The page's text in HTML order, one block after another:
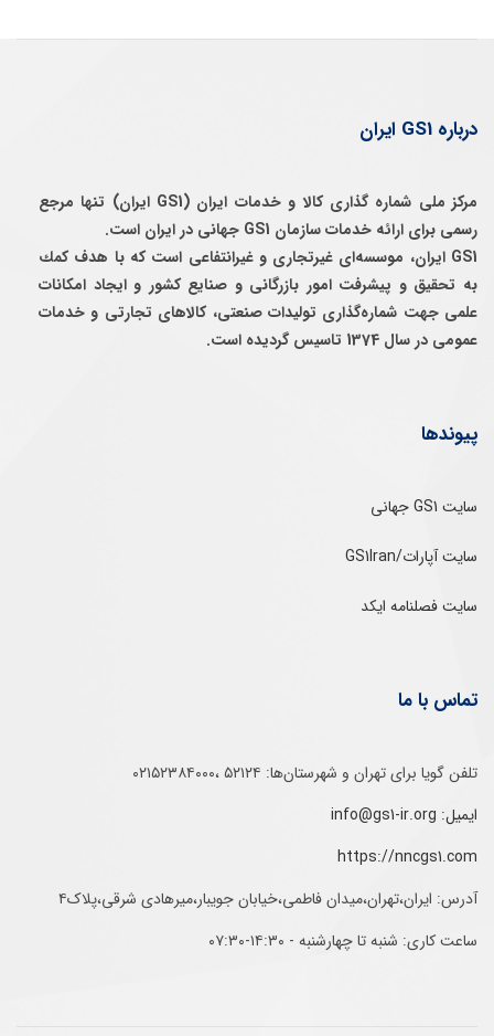
درباره GS1 ایران
مرکز ملی شماره گذاری کالا و خدمات ایران (GS1 ایران) تنها مرجع
رسمی برای ارائه خدمات سازمان GS1 جهانی در ایران است.
GS1 ایران، موسسه‌ای غيرتجاری و غيرانتفاعی است كه با هدف كمك
به تحقيق و پيشرفت امور بازرگانی و صنايع كشور و ايجاد امكانات
علمی جهت شماره‌گذاری توليدات صنعتی، كالاهای تجارتی و خدمات
عمومی در سال 1374 تاسيس گرديده است.
پیوندها
سایت GS1 جهانی
سایت آپارات/GS1Iran
سایت فصلنامه ایکد
تماس با ما
تلفن‌ گویا برای‌ تهران‌‌ و‌ شهرستان‌ها:‌ ۵۲۱۲۴ ،۰۲۱۵۲۳۸۴۰۰۰
ایمیل: info@gs1-ir.org
https://nncgs1.com
آدرس: ایران،تهران،میدان فاطمی،خیابان جویبار،میرهادی شرقی،پلاک۴
ساعت کاری: شنبه تا چهارشنبه - ۱۴:۳۰-۰۷:۳۰